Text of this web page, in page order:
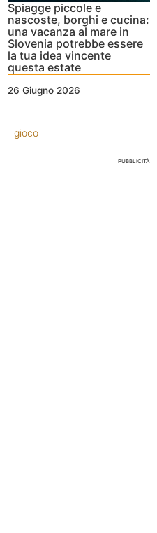
Spiagge piccole e
nascoste, borghi e cucina:
una vacanza al mare in
Slovenia potrebbe essere
la tua idea vincente
questa estate
26 Giugno 2026
gioco
PUBBLICITÀ